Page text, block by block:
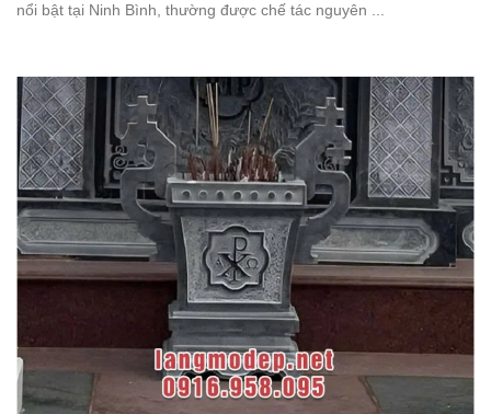
nổi bật tại Ninh Bình, thường được chế tác nguyên ...